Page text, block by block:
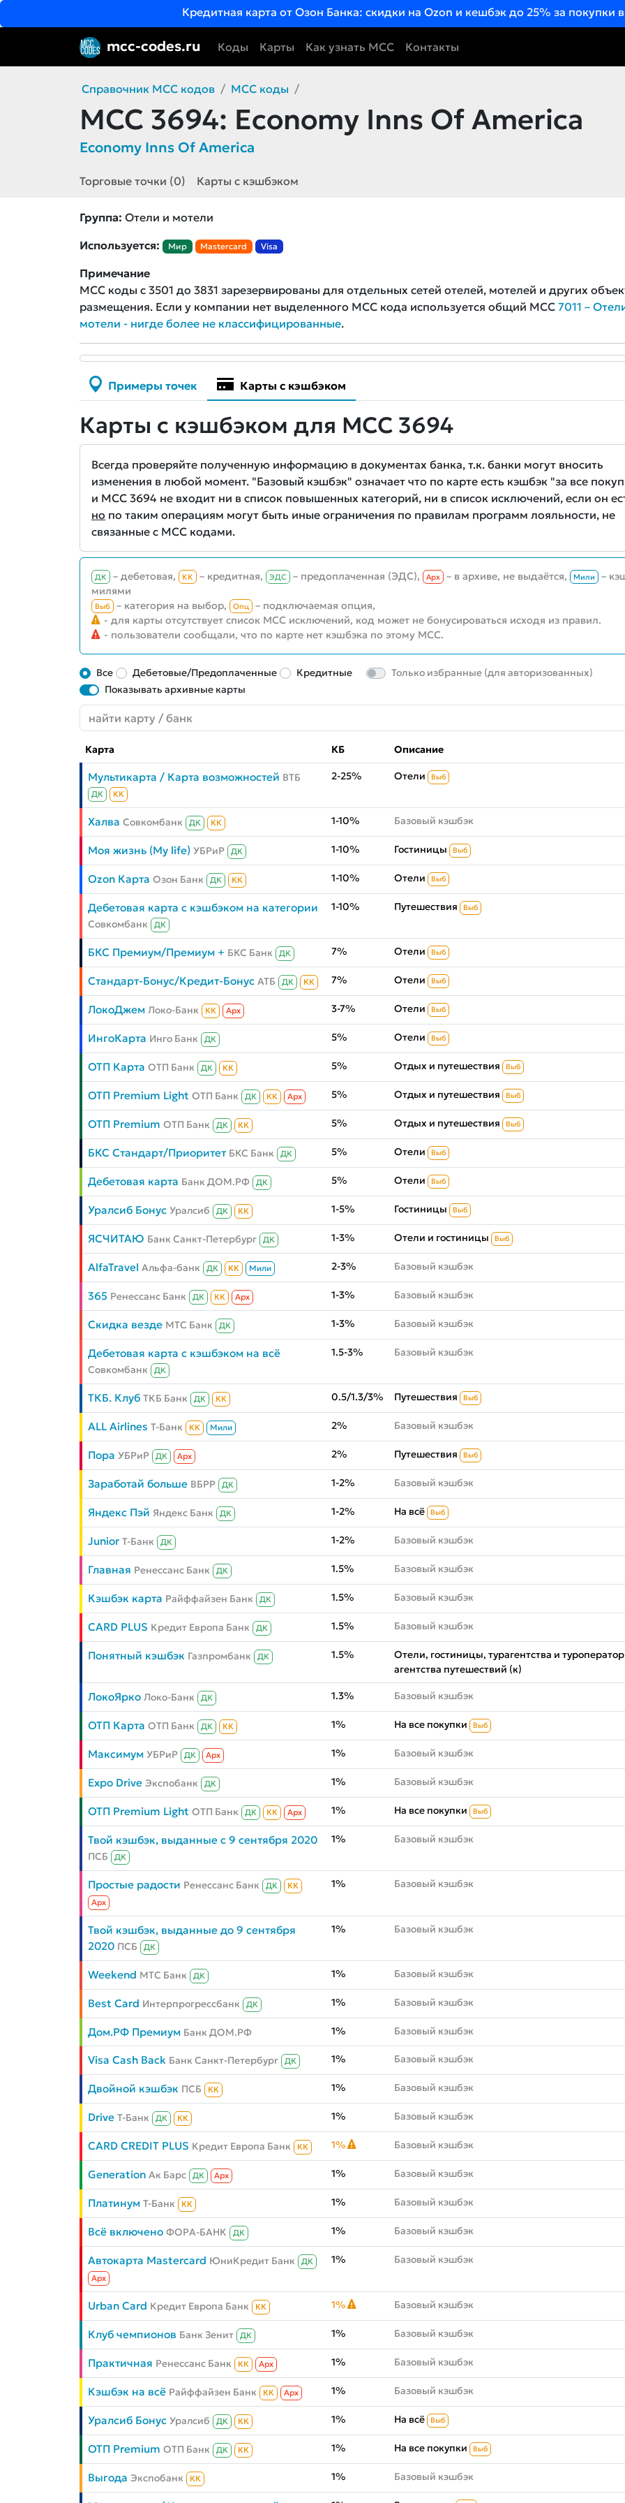
Кредитная карта от Озон Банка: скидки на Ozon и кешбэк до 25% за покупки
mcc-codes.ru Коды Карты Как узнать MCC Контакты
Справочник MCC кодов MCC коды
MCC 3694: Economy Inns Of America
Economy Inns Of America
Торговые точки (0) Карты с кэшбэком
Группа: Отели и мотели
Используется:
Мир Mastercard Visa
Примечание
MCC коды с 3501 до 3831 зарезервированы для отдельных сетей отелей, мотелей и других
размещения. Если у компании нет выделенного MCC кода используется общий MCC 7011 –
мотели - нигде более не классифицированные.
Примеры точек Карты с кэшбэком
Карты с кэшбэком для MCC 3694
Всегда проверяйте полученную информацию в документах банка, т.к. банки могут вносить
изменения в любой момент. "Базовый кэшбэк" означает что по карте есть кэшбэк "за все
и MCC 3694 не входит ни в список повышенных категорий, ни в список исключений, если он
но по таким операциям могут быть иные ограничения по правилам программ лояльности, не
связанные с MCC кодами.
ДК – дебетовая, КК – кредитная, ЭДС – предоплаченная (ЭДС), Aрх – в архиве, не выдаётся, Мили
–
милями
Выб – категория на выбор, Опц
– подключаемая опция,
- для карты отсутствует список MCC исключений, код может не бонусироваться исходя из правил.
- пользователи сообщали, что по карте нет кэшбэка по этому MCC.
Все Дебетовые/Предоплаченные Кредитные
Только избранные (для авторизованных)
Показывать архивные карты
Карта КБ Описание
Мультикарта / Карта возможностей ВТБ
ДК КК
2-25% Отели Выб
Халва Совкомбанк ДК КК 1-10% Базовый кэшбэк
Моя жизнь (My life) УБРиР ДК 1-10% Гостиницы Выб
Ozon Карта Озон Банк ДК КК 1-10% Отели Выб
Дебетовая карта с кэшбэком на категории
Совкомбанк ДК
1-10% Путешествия Выб
БКС Премиум/Премиум + БКС Банк ДК 7% Отели Выб
Стандарт-Бонус/Кредит-Бонус АТБ ДК КК 7% Отели Выб
ЛокоДжем Локо-Банк КК Aрх 3-7% Отели Выб
ИнгоКарта Инго Банк ДК 5% Отели Выб
ОТП Карта ОТП Банк ДК КК 5% Отдых и путешествия Выб
ОТП Premium Light ОТП Банк ДК КК Aрх 5% Отдых и путешествия Выб
ОТП Premium ОТП Банк ДК КК 5% Отдых и путешествия Выб
БКС Стандарт/Приоритет БКС Банк ДК 5% Отели Выб
Дебетовая карта Банк ДОМ.РФ ДК 5% Отели Выб
Уралсиб Бонус Уралсиб ДК КК 1-5% Гостиницы Выб
ЯСЧИТАЮ Банк Санкт-Петербург ДК 1-3% Отели и гостиницы Выб
AlfaTravel Альфа-банк ДК КК Мили 2-3% Базовый кэшбэк
365 Ренессанс Банк ДК КК Aрх 1-3% Базовый кэшбэк
Скидка везде МТС Банк ДК 1-3% Базовый кэшбэк
Дебетовая карта с кэшбэком на всё
Совкомбанк ДК
1.5-3% Базовый кэшбэк
ТКБ. Клуб ТКБ Банк ДК КК 0.5/1.3/3% Путешествия Выб
ALL Airlines Т-Банк КК Мили 2% Базовый кэшбэк
Пора УБРиР ДК Aрх 2% Путешествия Выб
Заработай больше ВБРР ДК 1-2% Базовый кэшбэк
Яндекс Пэй Яндекс Банк ДК 1-2% На всё Выб
Junior Т-Банк ДК 1-2% Базовый кэшбэк
Главная Ренессанс Банк ДК 1.5% Базовый кэшбэк
Кэшбэк карта Райффайзен Банк ДК 1.5% Базовый кэшбэк
CARD PLUS Кредит Европа Банк ДК 1.5% Базовый кэшбэк
Понятный кэшбэк Газпромбанк ДК 1.5%
Отели, гостиницы, турагентства и
агентства путешествий (к)
ЛокоЯрко Локо-Банк ДК 1.3% Базовый кэшбэк
ОТП Карта ОТП Банк ДК КК 1% На все покупки Выб
Максимум УБРиР ДК Aрх 1% Базовый кэшбэк
Expo Drive Экспобанк ДК 1% Базовый кэшбэк
ОТП Premium Light ОТП Банк ДК КК Aрх 1% На все покупки Выб
Твой кэшбэк, выданные с 9 сентября 2020
ПСБ ДК
1% Базовый кэшбэк
Простые радости Ренессанс Банк ДК
КК
Aрх
1% Базовый кэшбэк
Твой кэшбэк, выданные до 9 сентября
2020 ПСБ ДК
1% Базовый кэшбэк
Weekend МТС Банк ДК 1% Базовый кэшбэк
Best Card Интерпрогрессбанк ДК 1% Базовый кэшбэк
Дом.РФ Премиум Банк ДОМ.РФ 1% Базовый кэшбэк
Visa Cash Back Банк Санкт-Петербург ДК 1% Базовый кэшбэк
Двойной кэшбэк ПСБ КК 1% Базовый кэшбэк
Drive Т-Банк ДК КК 1% Базовый кэшбэк
CARD CREDIT PLUS Кредит Европа Банк КК 1% Базовый кэшбэк
Generation Ак Барс ДК Aрх 1% Базовый кэшбэк
Платинум Т-Банк КК 1% Базовый кэшбэк
Всё включено ФОРА-БАНК ДК 1% Базовый кэшбэк
Автокарта Mastercard ЮниКредит Банк
ДК
Aрх
1% Базовый кэшбэк
Urban Card Кредит Европа Банк КК 1% Базовый кэшбэк
Клуб чемпионов Банк Зенит ДК 1% Базовый кэшбэк
Практичная Ренессанс Банк КК Aрх 1% Базовый кэшбэк
Кэшбэк на всё Райффайзен Банк КК Aрх 1% Базовый кэшбэк
Уралсиб Бонус Уралсиб ДК КК 1% На всё Выб
ОТП Premium ОТП Банк ДК КК 1% На все покупки Выб
Выгода Экспобанк КК 1% Базовый кэшбэк